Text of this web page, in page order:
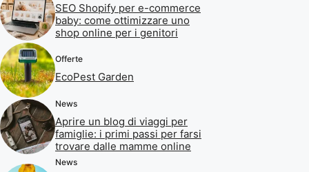
SEO Shopify per e-commerce
baby: come ottimizzare uno
shop online per i genitori
Offerte
EcoPest Garden
News
Aprire un blog di viaggi per
famiglie: i primi passi per farsi
trovare dalle mamme online
News